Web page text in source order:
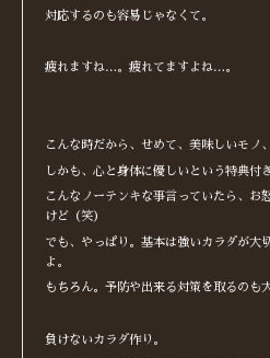
対応するのも容易じゃなくて。
疲れますね…。疲れてますよね…。
こんな時だから、せめて、美味しいモノ
しかも、心と身体に優しいという特典付
こんなノーテンキな事言っていたら、お
けど（笑）
でも、やっぱり。基本は強いカラダが大
よ。
もちろん。予防や出来る対策を取るのも
負けないカラダ作り。